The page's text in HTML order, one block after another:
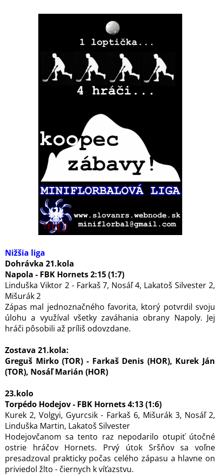
Nižšia liga
Dohrávka 21.kola
Napola - FBK Hornets 2:15 (1:7)
Linduška Viktor 2 - Farkaš 7, Nosáľ 4, Lakatoš Silvester 2,
Mišurák 2
Zápas mal jednoznačného favorita, ktorý potvrdil svoju
úlohu a využíval všetky zaváhania obrany Napoly. Jej
hráči pôsobili až príliš odovzdane.
Zostava 21.kola:
Greguš Mirko (TOR) - Farkaš Denis (HOR), Kurek Ján
(TOR), Nosáľ Marián (HOR)
23.kolo
Torpédo Hodejov - FBK Hornets 4:13 (1:6)
Kurek 2, Volgyi, Gyurcsik - Farkaš 6, Mišurák 3, Nosáľ 2,
Linduška Martin, Lakatoš Silvester
Hodejovčanom sa tento raz nepodarilo otupiť útočné
ostrie hráčov Hornets. Prvý útok Sršňov sa voľne
presadzoval prakticky počas celého zápasu a hlavne on
priviedol žlto - čiernych k víťazstvu.